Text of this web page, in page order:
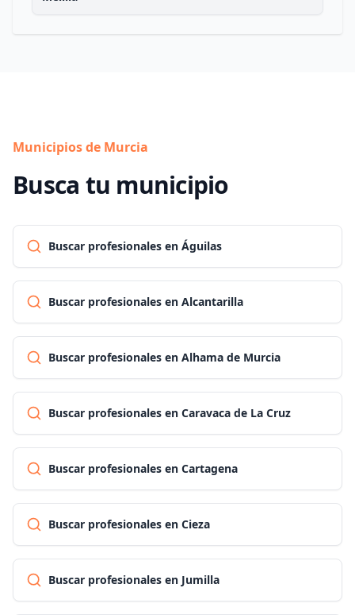
Municipios de Murcia
Busca tu municipio
Buscar profesionales en Águilas
Buscar profesionales en Alcantarilla
Buscar profesionales en Alhama de Murcia
Buscar profesionales en Caravaca de La Cruz
Buscar profesionales en Cartagena
Buscar profesionales en Cieza
Buscar profesionales en Jumilla